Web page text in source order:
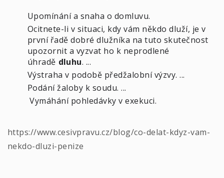
Upomínání a snaha o domluvu.
Ocitnete-li v situaci, kdy vám někdo dluží, je v
první řadě dobré dlužníka na tuto skutečnost
upozornit a vyzvat ho k neprodlené
úhradě dluhu. ...
Výstraha v podobě předžalobní výzvy. ...
Podání žaloby k soudu. ...
Vymáhání pohledávky v exekuci.
https://www.cesivpravu.cz/blog/co-delat-kdyz-vam-
nekdo-dluzi-penize